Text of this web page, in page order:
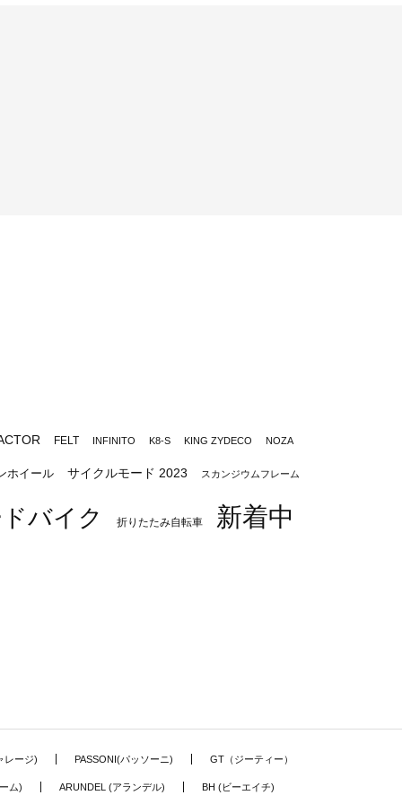
FELT INFINITO K8-S KING ZYDECO NOZA
ホイール サイクルモード 2023 スカンジウムフレーム
バイク 折りたたみ自転車 新着中
レージ) PASSONI(パッソーニ) GT（ジーティー）
ム) ARUNDEL (アランデル) BH (ビーエイチ)